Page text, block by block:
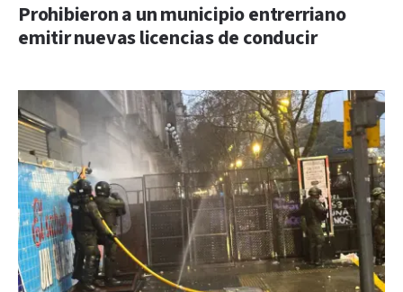
Prohibieron a un municipio entrerriano
emitir nuevas licencias de conducir